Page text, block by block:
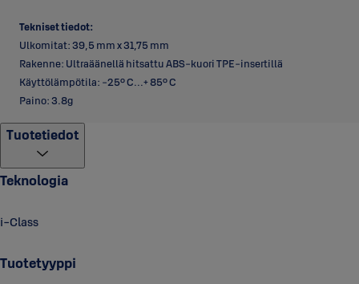
Tekniset tiedot:
Ulkomitat: 39,5 mm x 31,75 mm
Rakenne: Ultraäänellä hitsattu ABS-kuori TPE-insertillä
Käyttölämpötila: -25° C...+ 85° C
Paino: 3.8g
Tuotetiedot
Teknologia
i-Class
Tuotetyyppi